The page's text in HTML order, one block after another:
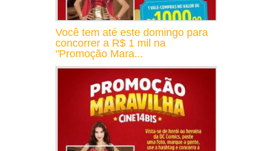
Você tem até este domingo para
concorrer a R$ 1 mil na
"Promoção Mara...